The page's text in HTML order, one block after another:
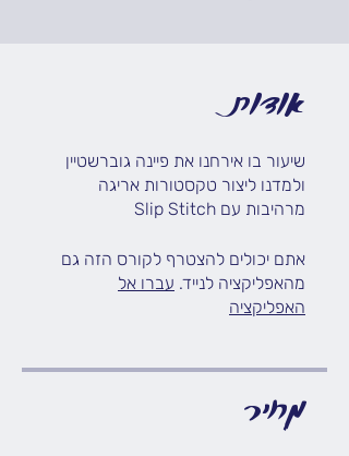
אודות
שיעור בו אירחנו את פיינה גוברשטיין
ולמדנו ליצור טקסטורות אריגה
מרהיבות עם Slip Stitch
אתם יכולים להצטרף לקורס הזה גם
מהאפליקציה לנייד. עברו אל
האפליקציה
מחיר